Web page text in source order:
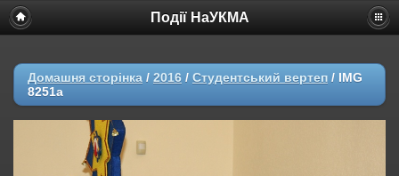
Події НаУКМА
Домашня сторінка / 2016 / Студентський вертеп / IMG
8251a